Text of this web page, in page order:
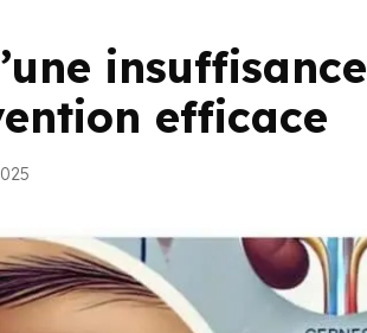
insuffisance
efficace